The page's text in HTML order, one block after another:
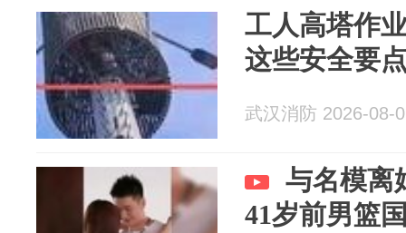
工人高塔作
这些安全要
武汉消防 2026-08-
与名模离
41岁前男篮